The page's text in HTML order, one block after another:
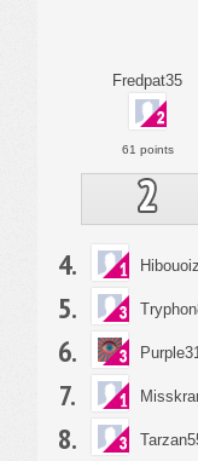
Fredpat35
61 points
4.
5.
6.
7.
8.